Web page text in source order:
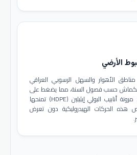
الأرضي
مناطق الأهوار والسهل الرسوبي العراقي
حسب فصول السنة، مما يضغط على
شبكات الأنابيب المدفونة. مرونة أنابيب البولي إيثيلين (HDPE) تمنحها
هذه الحركات الهيدروليكية دون تعرض